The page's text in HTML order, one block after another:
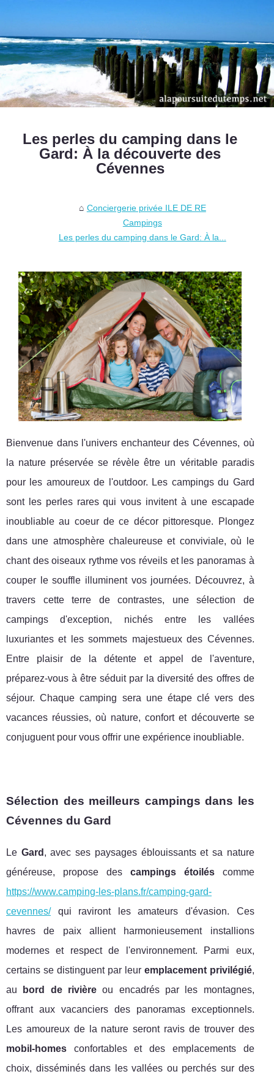
Les perles du camping dans le
Gard: À la découverte des
Cévennes
Conciergerie privée ILE DE RE
Campings
Les perles du camping dans le Gard: À la...
Bienvenue dans l'univers enchanteur des Cévennes, où
la nature préservée se révèle être un véritable paradis
pour les amoureux de l'outdoor. Les campings du Gard
sont les perles rares qui vous invitent à une escapade
inoubliable au coeur de ce décor pittoresque. Plongez
dans une atmosphère chaleureuse et conviviale, où le
chant des oiseaux rythme vos réveils et les panoramas à
couper le souffle illuminent vos journées. Découvrez, à
travers cette terre de contrastes, une sélection de
campings d'exception, nichés entre les vallées
luxuriantes et les sommets majestueux des Cévennes.
Entre plaisir de la détente et appel de l'aventure,
préparez-vous à être séduit par la diversité des offres de
séjour. Chaque camping sera une étape clé vers des
vacances réussies, où nature, confort et découverte se
conjuguent pour vous offrir une expérience inoubliable.
Sélection des meilleurs campings dans les
Cévennes du Gard
Le Gard , avec ses paysages éblouissants et sa nature
généreuse, propose des campings étoiléscomme
https://www.camping-les-plans.fr/camping-gard-
cevennes/qui raviront les amateurs d'évasion. Ces
havres de paix allient harmonieusement installions
modernes et respect de l'environnement. Parmi eux,
certains se distinguent par leur emplacement privilégié,
au
bord de rivièreou encadrés par les montagnes,
offrant aux vacanciers des panoramas exceptionnels.
Les amoureux de la nature seront ravis de trouver des
mobil-homes confortables et des emplacements de
choix, disséminés dans les vallées ou perchés sur des